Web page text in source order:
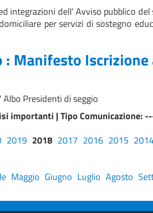
integrazioni dell' Avviso pubblico
per servizi di sostegno
Manifesto Iscrizione
Presidenti di seggio
importanti |Tipo Comunicazione:
2019 2018 2017 2016 2015
Maggio Giugno Luglio Agosto